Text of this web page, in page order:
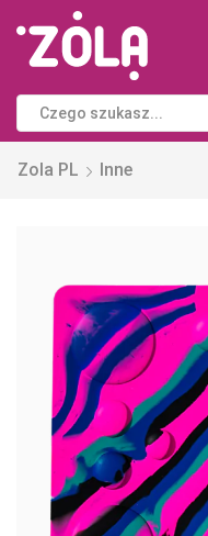
Zola PL Inne